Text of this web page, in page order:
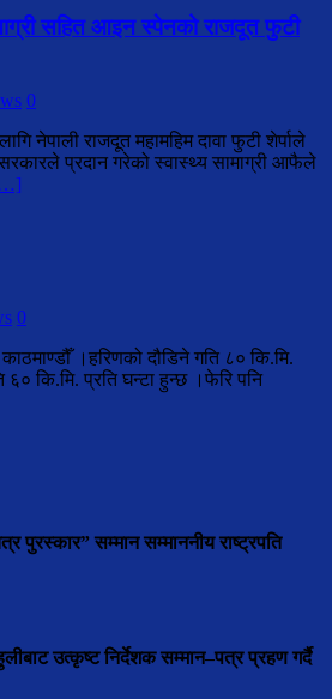
सहित आइन स्पेनको राजदूत फुटी
0
नेपाली राजदूत महामहिम दावा फुटी शेर्पाले
प्रदान गरेको स्वास्थ्य सामाग्री आफैले
0
।हरिणको दौडिने गति ८० कि.मि.
६० कि.मि. प्रति घन्टा हुन्छ ।फेरि पनि
पुरस्कार” सम्मान सम्माननीय राष्ट्रपति
उत्कृष्ट निर्देशक सम्मान–पत्र प्रहण गर्दै